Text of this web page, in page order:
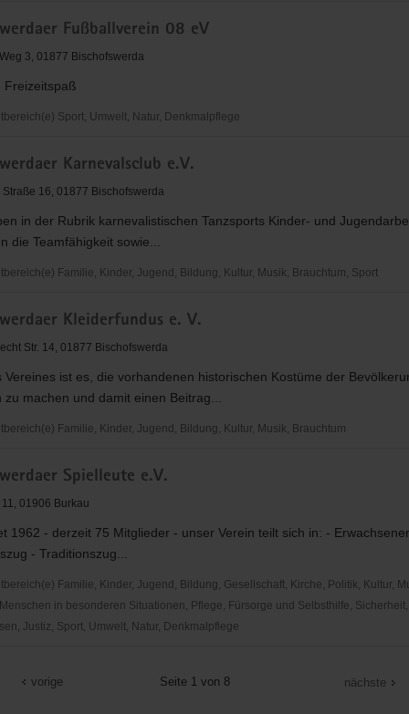
Fußballverein 08 eV
3, 01877 Bischofswerda
Freizeitspaß
Sport, Umwelt, Natur, Denkmalpflege
Karnevalsclub e.V.
16, 01877 Bischofswerda
in der Rubrik karnevalistischen Tanzsports Kinder- und
die Teamfähigkeit sowie...
Familie, Kinder, Jugend, Bildung, Kultur, Musik, Brauchtum, Sport
Kleiderfundus e. V.
Str. 14, 01877 Bischofswerda
Vereines ist es, die vorhandenen historischen Kostüme der
zu machen und damit einen Beitrag...
Familie, Kinder, Jugend, Bildung, Kultur, Musik, Brauchtum
Spielleute e.V.
01906 Burkau
1962 - derzeit 75 Mitglieder - unser Verein teilt sich in: -
- Traditionszug...
Familie, Kinder, Jugend, Bildung, Gesellschaft, Kirche, Politik, Kultur,
in besonderen Situationen, Pflege, Fürsorge und Selbsthilfe, Sicherheit,
Justiz, Sport, Umwelt, Natur, Denkmalpflege
vorige Seite 1 von 8 nächste